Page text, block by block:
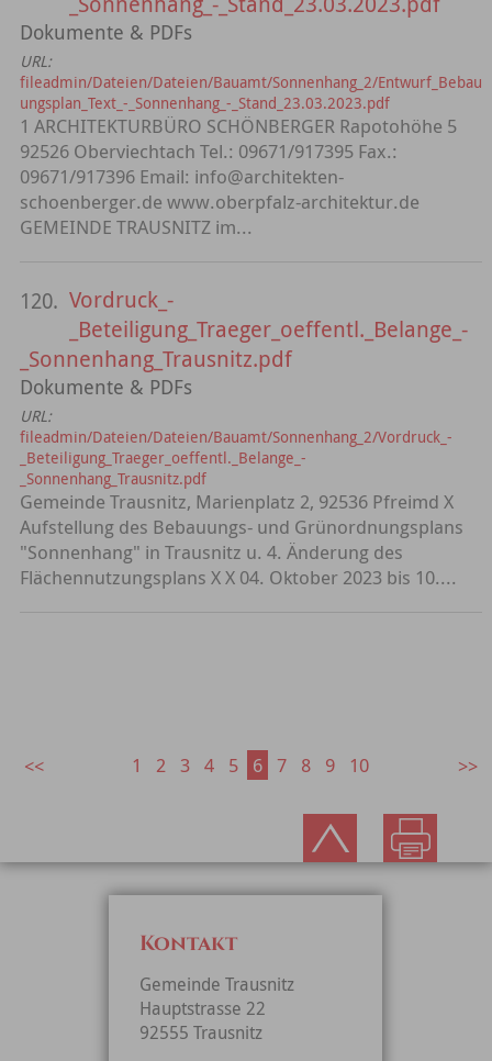
Dokumente & PDFs
URL:
fileadmin/Dateien/Dateien/Bauamt/Sonnenhang_2/Entwurf_Bebau
ungsplan_Text_-_Sonnenhang_-_Stand_23.03.2023.pdf
1 ARCHITEKTURBÜRO SCHÖNBERGER Rapotohöhe 5
92526 Oberviechtach Tel.: 09671/917395 Fax.:
09671/917396 Email: info@architekten-
schoenberger.de www.oberpfalz-architektur.de
GEMEINDE TRAUSNITZ im...
120. Vordruck_-
_Beteiligung_Traeger_oeffentl._Belange_-
_Sonnenhang_Trausnitz.pdf
Dokumente & PDFs
URL:
fileadmin/Dateien/Dateien/Bauamt/Sonnenhang_2/Vordruck_-
_Beteiligung_Traeger_oeffentl._Belange_-
_Sonnenhang_Trausnitz.pdf
Gemeinde Trausnitz, Marienplatz 2, 92536 Pfreimd X
Aufstellung des Bebauungs- und Grünordnungsplans
"Sonnenhang" in Trausnitz u. 4. Änderung des
Flächennutzungsplans X X 04. Oktober 2023 bis 10....
1 2 3 4 5 6 7 8 9 10
Kontakt
Gemeinde Trausnitz
Hauptstrasse 22
92555 Trausnitz